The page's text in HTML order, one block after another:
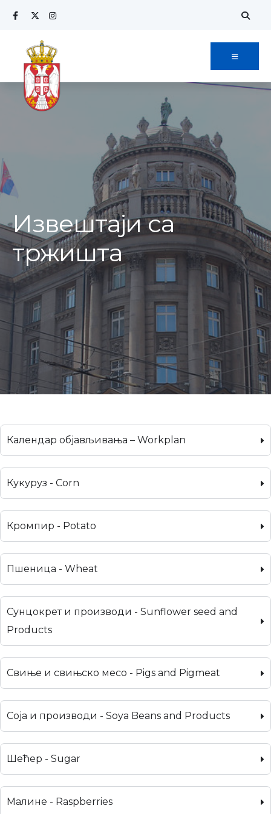
Извештаји са
тржишта
Календар објављивања – Workplan
Кукуруз - Corn
Кромпир - Potato
Пшеница - Wheat
Сунцокрет и производи - Sunflower seed and
Products
Свиње и свињско месо - Pigs and Pigmeat
Соја и производи - Soya Beans and Products
Шећер - Sugar
Малине - Raspberries